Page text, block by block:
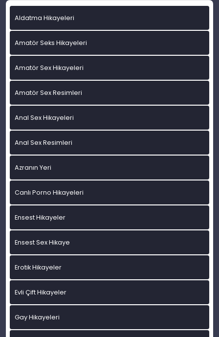
Aldatma Hikayeleri
Amatör Seks Hikayeleri
Amatör Sex Hikayeleri
Amatör Sex Resimleri
Anal Sex Hikayeleri
Anal Sex Resimleri
Azranın Yeri
Canlı Porno Hikayeleri
Ensest Hikayeler
Ensest Sex Hikaye
Erotik Hikayeler
Evli Çift Hikayeler
Gay Hikayeleri